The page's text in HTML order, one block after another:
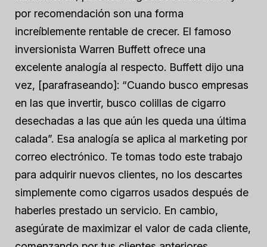
por recomendación son una forma
increíblemente rentable de crecer. El famoso
inversionista Warren Buffett ofrece una
excelente analogía al respecto. Buffett dijo una
vez, [parafraseando]: “Cuando busco empresas
en las que invertir, busco colillas de cigarro
desechadas a las que aún les queda una última
calada”. Esa analogía se aplica al marketing por
correo electrónico. Te tomas todo este trabajo
para adquirir nuevos clientes, no los descartes
simplemente como cigarros usados después de
haberles prestado un servicio. En cambio,
asegúrate de maximizar el valor de cada cliente,